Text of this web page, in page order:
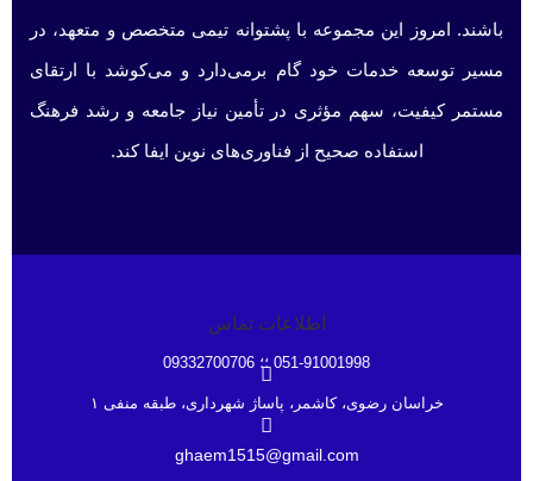
باشند. امروز این مجموعه با پشتوانه تیمی متخصص و متعهد، در
مسیر توسعه خدمات خود گام برمی‌دارد و می‌کوشد با ارتقای
مستمر کیفیت، سهم مؤثری در تأمین نیاز جامعه و رشد فرهنگ
استفاده صحیح از فناوری‌های نوین ایفا کند.
اطلاعات تماس
051-91001998 ؛؛ 09332700706
خراسان رضوی، کاشمر، پاساژ شهرداری، طبقه منفی ۱
ghaem1515@gmail.com